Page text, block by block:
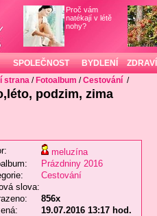
Proč vám
natékají v létě
nohy?
SPOLEČNOST BYDLENÍ ZDRAVÍ
strana / Fotoalbum /Cestování /
podzim, zima
meluzína
Prázdniny 2016
Cestování
slova:
856x
19.07.2016 13:17 hod.